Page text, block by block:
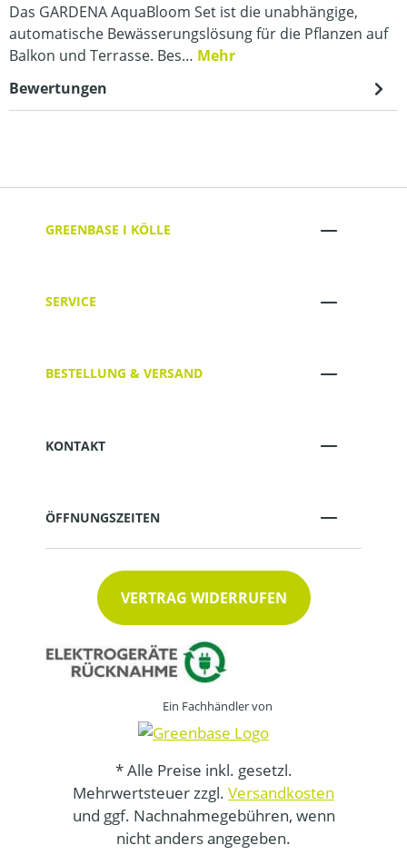
Das GARDENA AquaBloom Set ist die unabhängige,
automatische Bewässerungslösung für die Pflanzen auf
Balkon und Terrasse. Bes… Mehr
Bewertungen
GREENBASE I KÖLLE
SERVICE
BESTELLUNG & VERSAND
KONTAKT
ÖFFNUNGSZEITEN
VERTRAG WIDERRUFEN
Ein Fachhändler von
* Alle Preise inkl. gesetzl.
Mehrwertsteuer zzgl. Versandkosten
und ggf. Nachnahmegebühren, wenn
nicht anders angegeben.